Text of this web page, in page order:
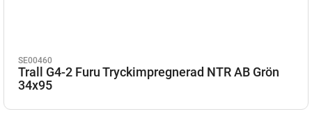
SE00460
Trall G4-2 Furu Tryckimpregnerad NTR AB Grön
34x95